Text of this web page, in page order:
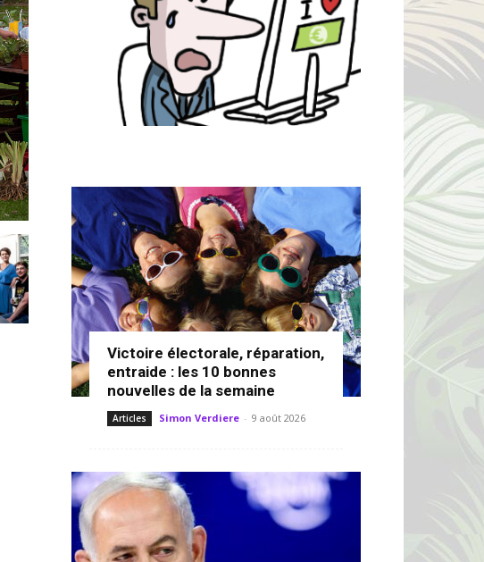
Victoire électorale, réparation,
entraide : les 10 bonnes
nouvelles de la semaine
Articles Simon Verdiere - 9 août 2026